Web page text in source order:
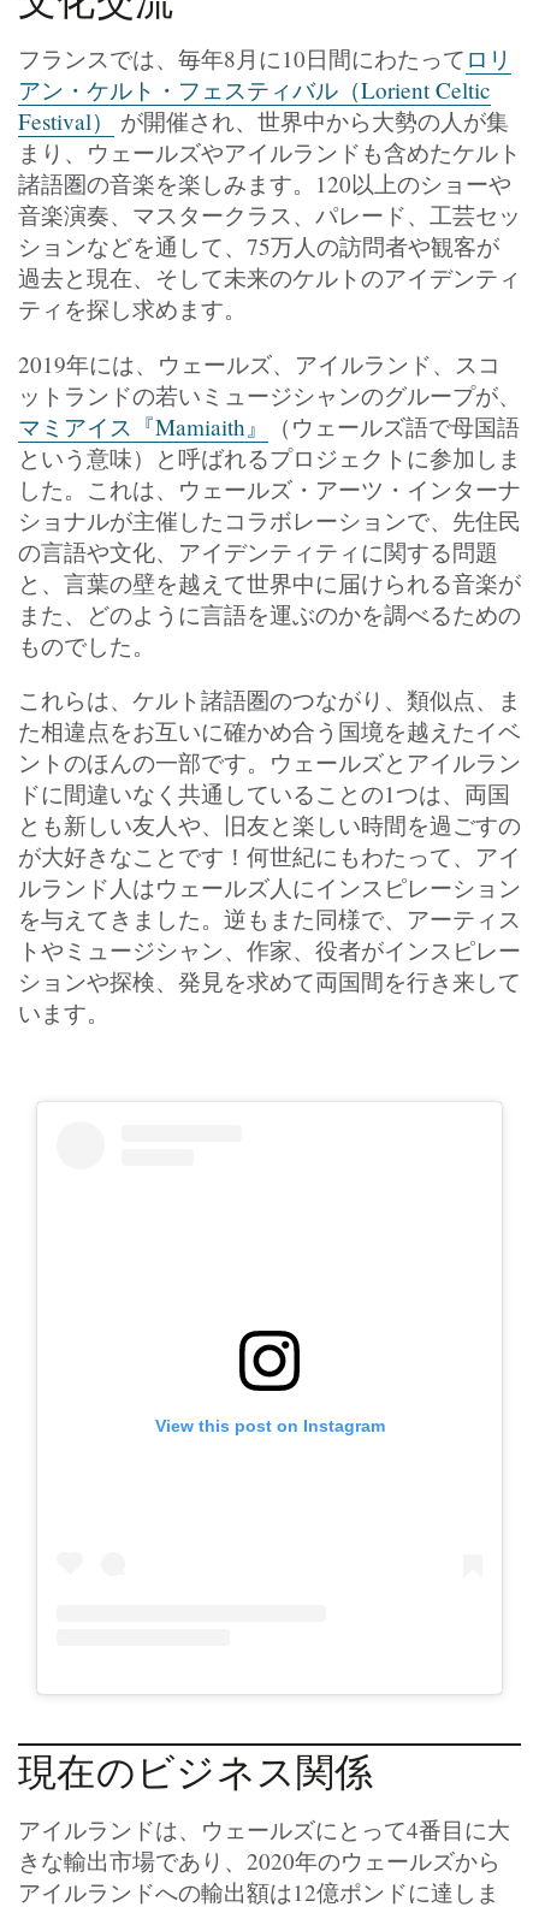
フランスでは、毎年8月に10日間にわたって ロリ
アン・ケルト・フェスティバル（Lorient Celtic
Festival）
が開催され、世界中から大勢の人が集
まり、ウェールズやアイルランドも含めたケルト
諸語圏の音楽を楽しみます。120以上のショーや
音楽演奏、マスタークラス、パレード、工芸セッ
ションなどを通して、75万人の訪問者や観客が
過去と現在、そして未来のケルトのアイデンティ
ティを探し求めます。
2019年には、ウェールズ、アイルランド、スコ
ットランドの若いミュージシャンのグループが、
マミアイス『Mamiaith』
（ウェールズ語で母国語
という意味）と呼ばれるプロジェクトに参加しま
した。これは、ウェールズ・アーツ・インターナ
ショナルが主催したコラボレーションで、先住民
の言語や文化、アイデンティティに関する問題
と、言葉の壁を越えて世界中に届けられる音楽が
また、どのように言語を運ぶのかを調べるための
ものでした。
これらは、ケルト諸語圏のつながり、類似点、ま
た相違点をお互いに確かめ合う国境を越えたイベ
ントのほんの一部です。ウェールズとアイルラン
ドに間違いなく共通していることの1つは、両国
とも新しい友人や、旧友と楽しい時間を過ごすの
が大好きなことです！何世紀にもわたって、アイ
ルランド人はウェールズ人にインスピレーション
を与えてきました。逆もまた同様で、アーティス
トやミュージシャン、作家、役者がインスピレー
ションや探検、発見を求めて両国間を行き来して
います。
View this post on Instagram
現在のビジネス関係
アイルランドは、ウェールズにとって4番目に大
きな輸出市場であり、2020年のウェールズから
アイルランドへの輸出額は12億ポンドに達しま